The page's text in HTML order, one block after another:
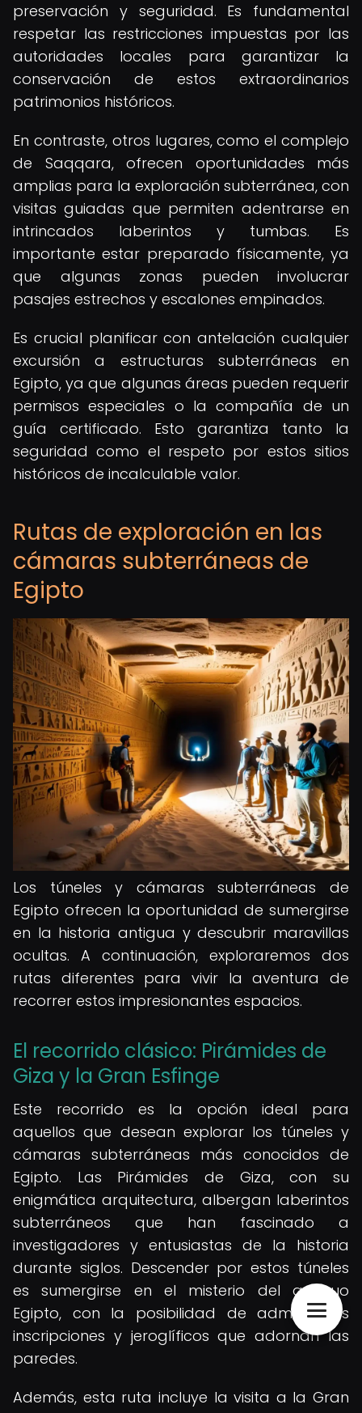
preservación y seguridad. Es fundamental
respetar las restricciones impuestas por las
autoridades locales para garantizar la
conservación de estos extraordinarios
patrimonios históricos.
En contraste, otros lugares, como el complejo
de Saqqara, ofrecen oportunidades más
amplias para la exploración subterránea, con
visitas guiadas que permiten adentrarse en
intrincados laberintos y tumbas. Es
importante estar preparado físicamente, ya
que algunas zonas pueden involucrar
pasajes estrechos y escalones empinados.
Es crucial planificar con antelación cualquier
excursión a estructuras subterráneas en
Egipto, ya que algunas áreas pueden requerir
permisos especiales o la compañía de un
guía certificado. Esto garantiza tanto la
seguridad como el respeto por estos sitios
históricos de incalculable valor.
Rutas de exploración en las
cámaras subterráneas de
Egipto
Los túneles y cámaras subterráneas de
Egipto ofrecen la oportunidad de sumergirse
en la historia antigua y descubrir maravillas
ocultas. A continuación, exploraremos dos
rutas diferentes para vivir la aventura de
recorrer estos impresionantes espacios.
El recorrido clásico: Pirámides de
Giza y la Gran Esfinge
Este recorrido es la opción ideal para
aquellos que desean explorar los túneles y
cámaras subterráneas más conocidos de
Egipto. Las Pirámides de Giza, con su
enigmática arquitectura, albergan laberintos
subterráneos que han fascinado a
investigadores y entusiastas de la historia
durante siglos. Descender por estos túneles
es sumergirse en el misterio del antiguo
Egipto, con la posibilidad de admirar las
inscripciones y jeroglíficos que adornan las
paredes.
Además, esta ruta incluye la visita a la Gran